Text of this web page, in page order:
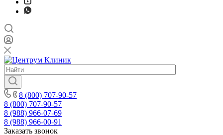
8 (800) 707-90-57
8 (800) 707-90-57
8 (988) 966-07-69
8 (988) 966-00-91
Заказать звонок